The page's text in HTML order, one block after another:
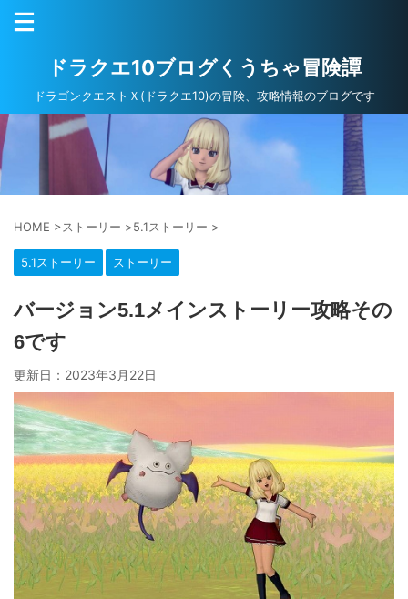
ドラクエ10ブログくうちゃ冒険譚
ドラゴンクエストＸ(ドラクエ10)の冒険、攻略情報のブログです
HOME >ストーリー >5.1ストーリー >
5.1ストーリー ストーリー
バージョン5.1メインストーリー攻略その
6です
更新日： 2023年3月22日